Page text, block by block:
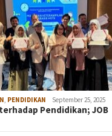
, PENDIDIKAN September 25, 2025
Pendidikan; JOB